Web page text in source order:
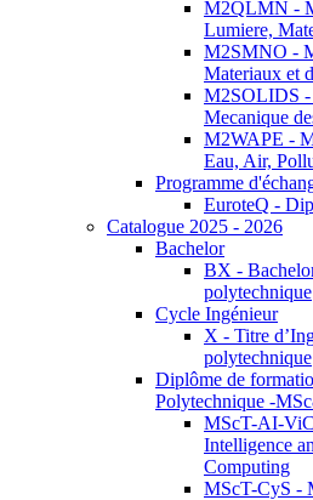
M2QLMN -
Lumiere,
M2SMNO -
Materiaux et
M2SOLIDS -
Mecanique
M2WAPE -
Eau, Air,
Programme
EuroteQ -
Catalogue 2025 - 2026
Bachelor
BX -
polytechnique
Cycle Ingénieur
X - Titre
polytechnique
Diplôme de
Polytechnique -
MScT-AI-
Intelligence
Computing
MScT-CyS -